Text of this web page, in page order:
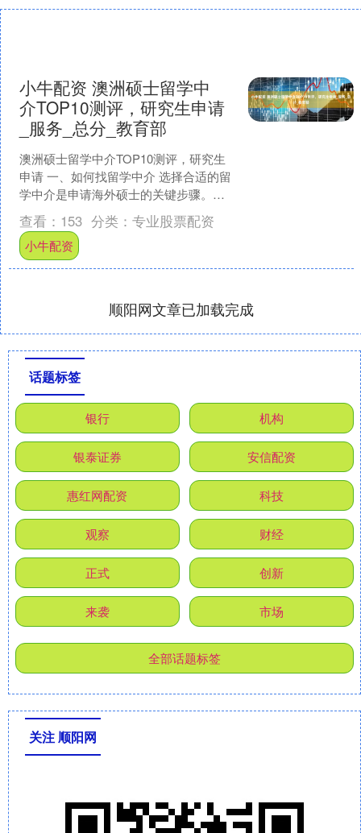
小牛配资 澳洲硕士留学中
介TOP10测评，研究生申请
_服务_总分_教育部
澳洲硕士留学中介TOP10测评，研究生
申请 一、如何找留学中介 选择合适的留
学中介是申请海外硕士的关键步骤。首
先，明确自身需求，包括目标国家、专
业方向以及预算范....
查看： 153 分类： 专业股票配资
小牛配资
顺阳网文章已加载完成
话题标签
银行 机构
银泰证券 安信配资
惠红网配资 科技
观察 财经
正式 创新
来袭 市场
全部话题标签
关注 顺阳网